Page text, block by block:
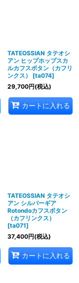
TATEOSSIAN タテオシ
アン ヒップホップスカ
ルカフスボタン（カフリ
ンクス）
[ta074]
29,700円(税込)
カートに入れる
TATEOSSIAN タテオシ
アン シルバーギア
Rotondoカフスボタン
（カフリンクス）
[ta071]
37,400円(税込)
カートに入れる